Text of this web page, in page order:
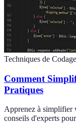
Techniques de Codage
Comment
Pratiques
Apprenez à simplifier
conseils d'experts